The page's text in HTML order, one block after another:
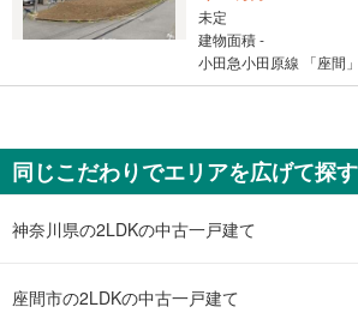
未定
建物面積 -
小田急小田原線 「座間
海老名市上今泉1丁目
2,880万円
未定
建物面積 -
同じこだわりでエリアを広げて探す
神奈川県の2LDKの中古一戸建て
座間市の2LDKの中古一戸建て